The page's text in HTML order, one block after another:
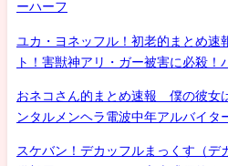
ーハーフ
ユカ・ヨネッフル！初老的まとめ速
ト！害獣神アリ・ガー被害に必殺！
おネコさん的まとめ速報 僕の彼女
ンタルメンヘラ電波中年アルバイタ
スケバン！デカッフルまっくす（デ